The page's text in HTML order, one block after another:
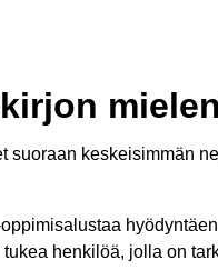
suoraan keskeisimmän
henkilöä, jolla on